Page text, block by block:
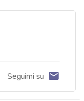
Seguimi su